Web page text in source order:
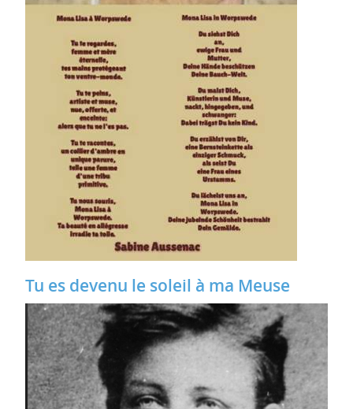
Tu es devenu le soleil à ma Meuse